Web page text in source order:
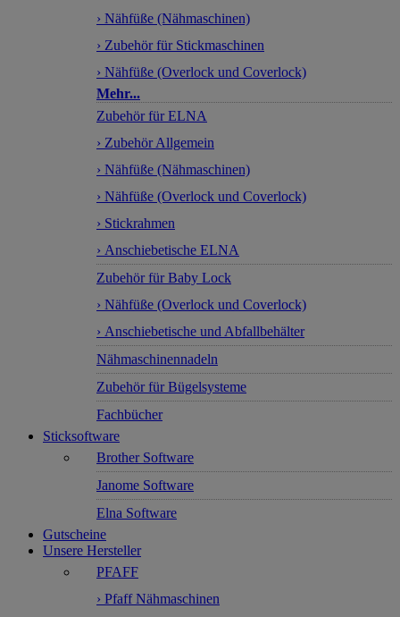
› Nähfüße (Nähmaschinen)
› Zubehör für Stickmaschinen
› Nähfüße (Overlock und Coverlock)
Mehr...
Zubehör für ELNA
› Zubehör Allgemein
› Nähfüße (Nähmaschinen)
› Nähfüße (Overlock und Coverlock)
› Stickrahmen
› Anschiebetische ELNA
Zubehör für Baby Lock
› Nähfüße (Overlock und Coverlock)
› Anschiebetische und Abfallbehälter
Nähmaschinennadeln
Zubehör für Bügelsysteme
Fachbücher
Sticksoftware
Brother Software
Janome Software
Elna Software
Gutscheine
Unsere Hersteller
PFAFF
› Pfaff Nähmaschinen